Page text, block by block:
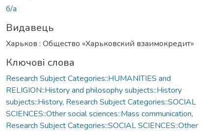
б/а
Видавець
Харьков : Общество «Харьковский взаимокредит»
Ключові слова
Research Subject Categories::HUMANITIES and
RELIGION::History and philosophy subjects::History
subjects::History, Research Subject Categories::SOCIAL
SCIENCES::Other social sciences::Mass communication,
Research Subject Categories::SOCIAL SCIENCES::Other